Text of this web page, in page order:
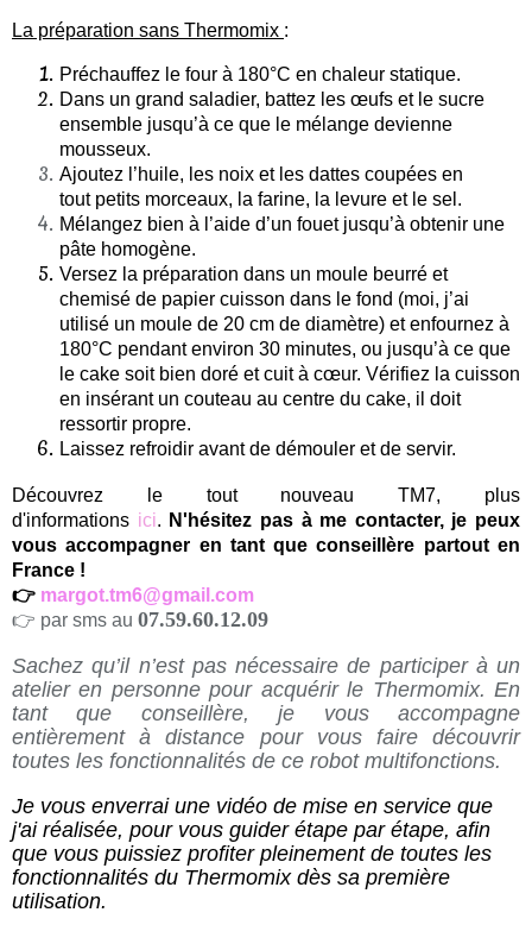
La préparation sans Thermomix :
Préchauffez le four à 180°C en chaleur statique.
Dans un grand saladier, battez les œufs et le sucre
ensemble jusqu’à ce que le mélange devienne
mousseux.
Ajoutez l’huile, les noix et les dattes coupées en
tout petits morceaux, la farine, la levure et le sel.
Mélangez bien à l’aide d’un fouet jusqu’à obtenir une
pâte homogène.
Versez la préparation dans un moule beurré et
chemisé de papier cuisson dans le fond (moi, j’ai
utilisé un moule de 20 cm de diamètre) et enfournez à
180°C pendant environ 30 minutes, ou jusqu’à ce que
le cake soit bien doré et cuit à cœur. Vérifiez la cuisson
en insérant un couteau au centre du cake, il doit
ressortir propre.
Laissez refroidir avant de démouler et de servir.
Découvrez le tout nouveau TM7, plus
d'informations ici. N'hésitez pas à me contacter, je peux
vous accompagner en tant que conseillère partout en
France !
👉 margot.tm6@gmail.com
👉 par sms au 07.59.60.12.09
Sachez qu’il n’est pas nécessaire de participer à un
atelier en personne pour acquérir le Thermomix. En
tant que conseillère, je vous accompagne
entièrement à distance pour vous faire découvrir
toutes les fonctionnalités de ce robot multifonctions.
Je vous enverrai une vidéo de mise en service que
j'ai réalisée, pour vous guider étape par étape, afin
que vous puissiez profiter pleinement de toutes les
fonctionnalités du Thermomix dès sa première
utilisation.